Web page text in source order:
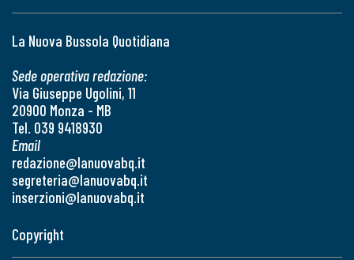
La Nuova Bussola Quotidiana
Sede operativa redazione:
Via Giuseppe Ugolini, 11
20900 Monza - MB
Tel. 039 9418930
Email
redazione@lanuovabq.it
segreteria@lanuovabq.it
inserzioni@lanuovabq.it
Copyright